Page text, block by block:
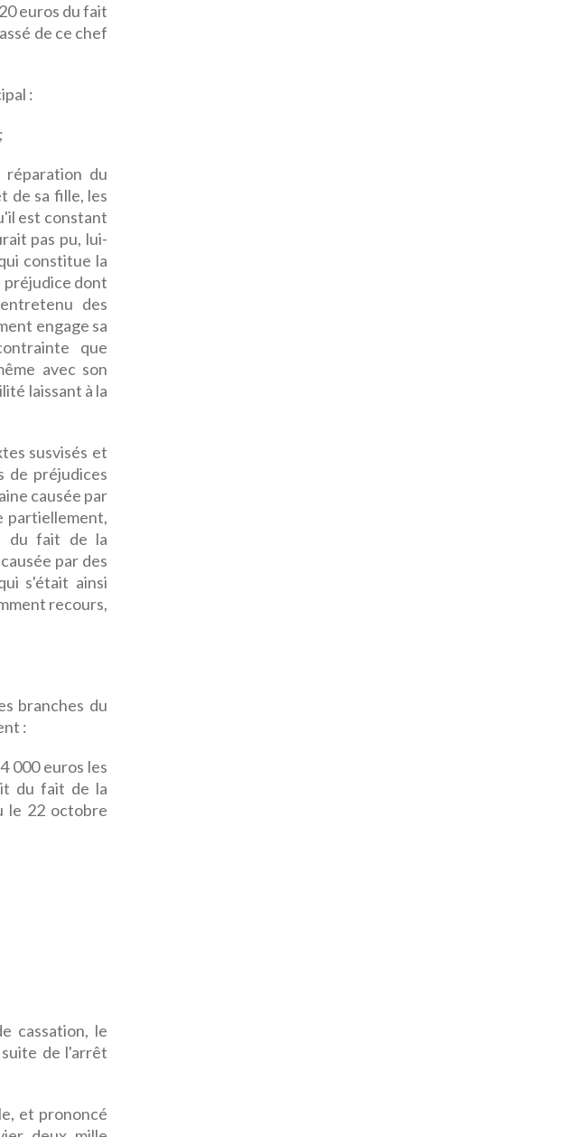
euros du fait
de ce chef
:
du
de sa fille, les
est constant
pas pu, lui-
constitue la
préjudice dont
des
engage sa
que
avec son
laissant à la
susvisés et
de préjudices
causée par
partiellement,
du fait de la
par des
s'était ainsi
recours,
branches du
:
000 euros les
du fait de la
le 22 octobre
cassation, le
de l'arrêt
et prononcé